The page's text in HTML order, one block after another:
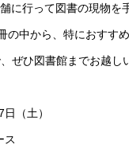
に行って図書の現物を
中から、特におすす
ぜひ図書館までお越し
（土）
ス